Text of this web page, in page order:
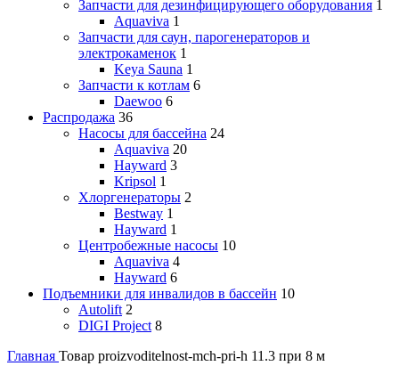
Запчасти для дезинфицирующего оборудования 1
Aquaviva 1
Запчасти для саун, парогенераторов и
электрокаменок 1
Keya Sauna 1
Запчасти к котлам 6
Daewoo 6
Распродажа 36
Насосы для бассейна 24
Aquaviva 20
Hayward 3
Kripsol 1
Хлоргенераторы 2
Bestway 1
Hayward 1
Центробежные насосы 10
Aquaviva 4
Hayward 6
Подъемники для инвалидов в бассейн 10
Autolift 2
DIGI Project 8
Главная Товар proizvoditelnost-mch-pri-h 11.3 при 8 м